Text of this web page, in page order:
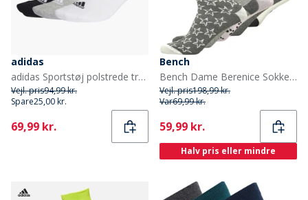
adidas
adidas Sportstøj polstrede tre pak lave ankelstrømper Grey Heather/Hvid/Sort
Vejl. pris94,99 kr.
Spare25,00 kr.
Current
69,99 kr.
Bench
Bench Dame Berenice Sokker Strømper 5-pak Multi
Vejl. pris198,99 kr.
Var69,99 kr.
Current
59,99 kr.
Halv pris eller mindre